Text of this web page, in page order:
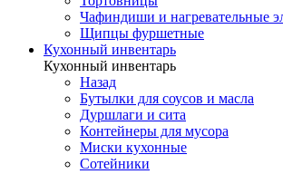
Чафиндиши и нагревательные
Щипцы фуршетные
Кухонный инвентарь
Кухонный инвентарь
Назад
Бутылки для соусов и масла
Дуршлаги и сита
Контейнеры для мусора
Миски кухонные
Сотейники